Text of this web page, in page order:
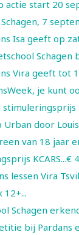
actie start 20
7
Isa geeft op
Schagen
Vira geeft tot
je kunt
door
van 18 jaar
KCARS...€
lessen Vira
12+...
Schagen
bij Pardans